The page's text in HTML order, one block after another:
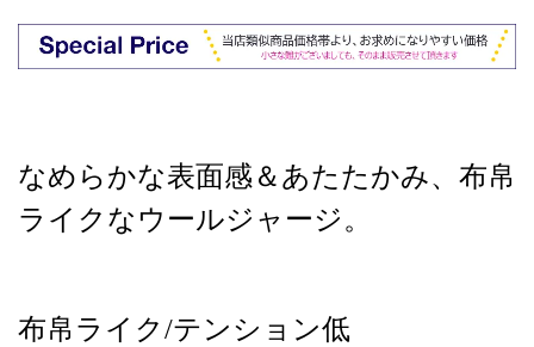
なめらかな表面感＆あたたかみ、布帛
ライクなウールジャージ。
布帛ライク/テンション低